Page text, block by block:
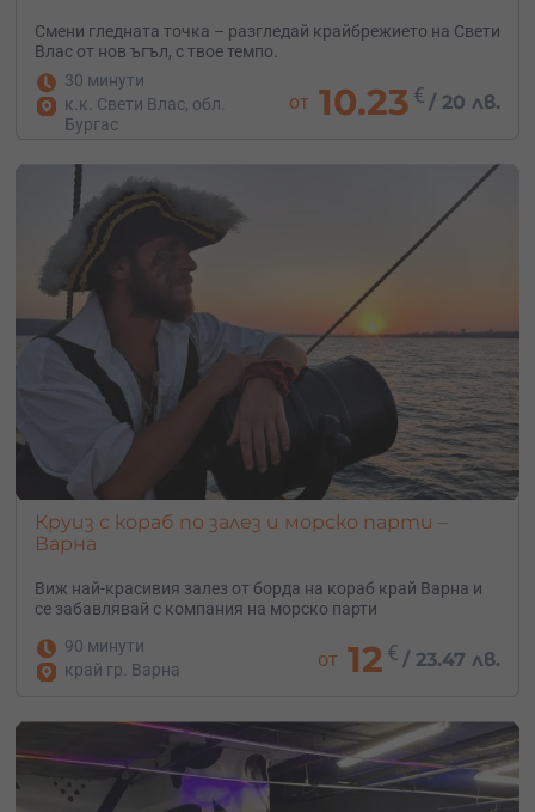
Смени гледната точка – разгледай крайбрежието на Свети
Влас от нов ъгъл, с твое темпо.
30 минути
к.к. Свети Влас, обл.
Бургас
от 10.23 € /20 лв.
Круиз с кораб по залез и морско парти –
Варна
Виж най-красивия залез от борда на кораб край Варна и
се забавлявай с компания на морско парти
90 минути
край гр. Варна
от 12 € / 23.47 лв.